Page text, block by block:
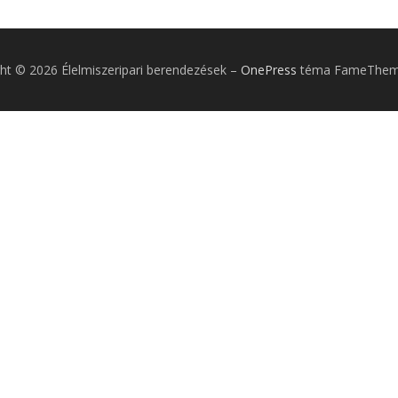
© 2026 Élelmiszeripari berendezések – OnePress téma